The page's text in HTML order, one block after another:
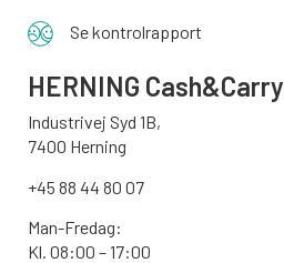
Se kontrolrapport
HERNING Cash&Carry
Industrivej Syd 1B,
7400 Herning
+45 88 44 80 07
Man-Fredag:
Kl. 08:00 – 17:00